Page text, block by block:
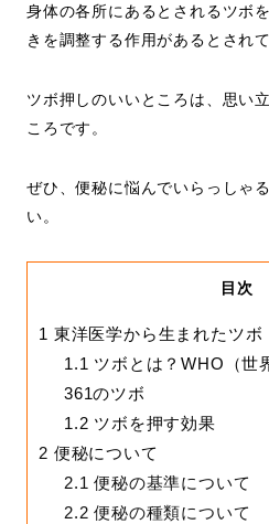
身体の各所にあるとされるツボ
きを調整する作用があるとされて
ツボ押しのいいところは、思い
ころです。
ぜひ、便秘に悩んでいらっしゃ
い。
目次
1 東洋医学から生まれたツボ
1.1 ツボとは？WHO（世
361のツボ
1.2 ツボを押す効果
2 便秘について
2.1 便秘の基準について
2.2 便秘の種類について